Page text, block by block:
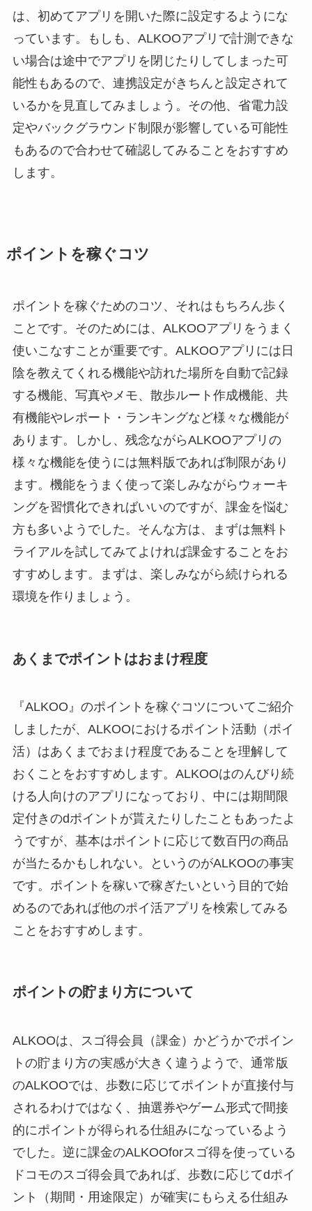
は、初めてアプリを開いた際に設定するようにな
っています。もしも、ALKOOアプリで計測できな
い場合は途中でアプリを閉じたりしてしまった可
能性もあるので、連携設定がきちんと設定されて
いるかを見直してみましょう。その他、省電力設
定やバックグラウンド制限が影響している可能性
もあるので合わせて確認してみることをおすすめ
します。
ポイントを稼ぐコツ
ポイントを稼ぐためのコツ、それはもちろん歩く
ことです。そのためには、ALKOOアプリをうまく
使いこなすことが重要です。ALKOOアプリには日
陰を教えてくれる機能や訪れた場所を自動で記録
する機能、写真やメモ、散歩ルート作成機能、共
有機能やレポート・ランキングなど様々な機能が
あります。しかし、残念ながらALKOOアプリの
様々な機能を使うには無料版であれば制限があり
ます。機能をうまく使って楽しみながらウォーキ
ングを習慣化できればいいのですが、課金を悩む
方も多いようでした。そんな方は、まずは無料ト
ライアルを試してみてよければ課金することをお
すすめします。まずは、楽しみながら続けられる
環境を作りましょう。
あくまでポイントはおまけ程度
『ALKOO』のポイントを稼ぐコツについてご紹介
しましたが、ALKOOにおけるポイント活動（ポイ
活）はあくまでおまけ程度であることを理解して
おくことをおすすめします。ALKOOはのんびり続
ける人向けのアプリになっており、中には期間限
定付きのdポイントが貰えたりしたこともあったよ
うですが、基本はポイントに応じて数百円の商品
が当たるかもしれない。というのがALKOOの事実
です。ポイントを稼いで稼ぎたいという目的で始
めるのであれば他のポイ活アプリを検索してみる
ことをおすすめします。
ポイントの貯まり方について
ALKOOは、スゴ得会員（課金）かどうかでポイン
トの貯まり方の実感が大きく違うようで、通常版
のALKOOでは、歩数に応じてポイントが直接付与
されるわけではなく、抽選券やゲーム形式で間接
的にポイントが得られる仕組みになっているよう
でした。逆に課金のALKOOforスゴ得を使っている
ドコモのスゴ得会員であれば、歩数に応じてdポイ
ント（期間・用途限定）が確実にもらえる仕組み